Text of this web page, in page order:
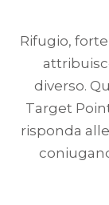
Rifugio,
diverso.
Target
risponda